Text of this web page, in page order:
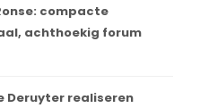
compacte
achthoekig forum
Deruyter realiseren